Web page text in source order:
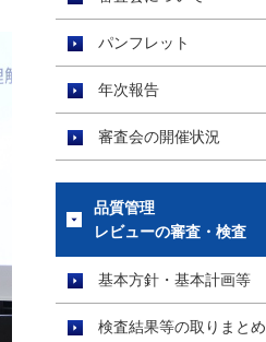
パンフレット
年次報告
審査会の開催状況
品質管理
レビューの審査・検査
基本方針・基本計画等
検査結果等の取りまとめ